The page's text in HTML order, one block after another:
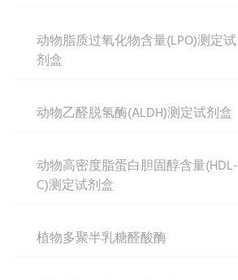
动物脂质过氧化物含量(LPO)测定试
剂盒
动物乙醛脱氢酶(ALDH)测定试剂盒
动物高密度脂蛋白胆固醇含量(HDL-
C)测定试剂盒
植物多聚半乳糖醛酸酶